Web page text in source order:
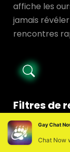
affiche les
jamais
rencontres
Filtres de
Âge, tribu,
combinez les
Gay Chat
Chat Now